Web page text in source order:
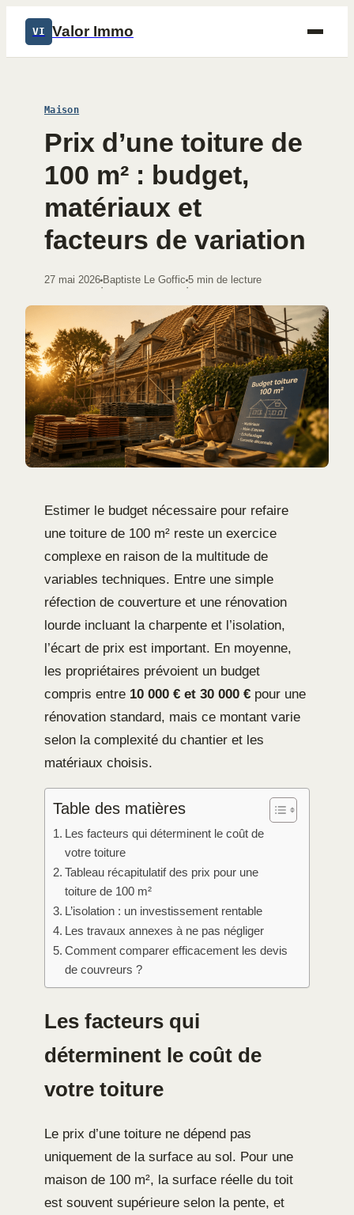
VI Valor Immo
Maison
Prix d’une toiture de
100 m² : budget,
matériaux et
facteurs de variation
27 mai 2026
·
Baptiste Le Goffic
·
5 min de lecture
Estimer le budget nécessaire pour refaire
une toiture de 100 m² reste un exercice
complexe en raison de la multitude de
variables techniques. Entre une simple
réfection de couverture et une rénovation
lourde incluant la charpente et l’isolation,
l’écart de prix est important. En moyenne,
les propriétaires prévoient un budget
compris entre 10 000 € et 30 000 € pour une
rénovation standard, mais ce montant varie
selon la complexité du chantier et les
matériaux choisis.
Table des matières
Les facteurs qui déterminent le coût de
votre toiture
Tableau récapitulatif des prix pour une
toiture de 100 m²
L’isolation : un investissement rentable
Les travaux annexes à ne pas négliger
Comment comparer efficacement les devis
de couvreurs ?
Les facteurs qui
déterminent le coût de
votre toiture
Le prix d’une toiture ne dépend pas
uniquement de la surface au sol. Pour une
maison de 100 m², la surface réelle du toit
est souvent supérieure selon la pente, et